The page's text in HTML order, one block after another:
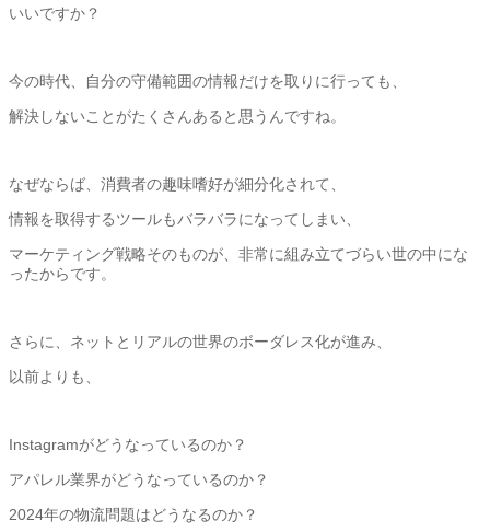
いいですか？
今の時代、自分の守備範囲の情報だけを取りに行っても、
解決しないことがたくさんあると思うんですね。
なぜならば、消費者の趣味嗜好が細分化されて、
情報を取得するツールもバラバラになってしまい、
マーケティング戦略そのものが、 非常に組み立てづらい世の中にな
ったからです。
さらに、ネットとリアルの世界のボーダレス化が進み、
以前よりも、
Instagramがどうなっているのか？
アパレル業界がどうなっているのか？
2024年の物流問題はどうなるのか？